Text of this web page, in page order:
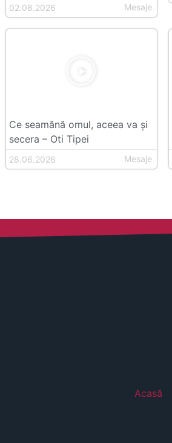
02.08.2026 Mesaje
Ce seamănă omul, aceea va și
secera – Oti Tipei
28.06.2026 Mesaje
Acasă